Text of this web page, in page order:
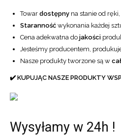
Towar dostępny na stanie od ręki,
Staranność wykonania każdej
Cena adekwatna do jakości
Jesteśmy producentem,
Nasze produkty tworzone są w
✔️ KUPUJĄC NASZE PRODUKTY
Wysyłamy w 24h !